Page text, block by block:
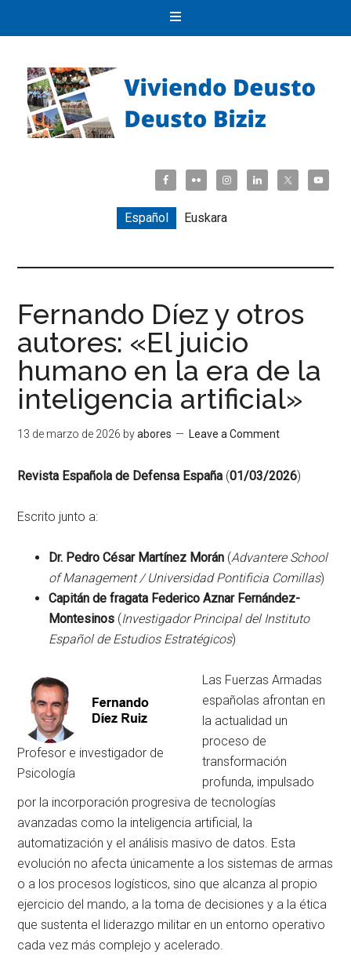
Español Euskara
Fernando Díez y otros
autores: «El juicio
humano en la era de la
inteligencia artificial»
13 de marzo de 2026 byabores Leave a Comment
Revista Española de Defensa España (01/03/2026)
Escrito junto a:
Dr. Pedro César Martínez Morán (Advantere School
of Management / Universidad Pontificia Comillas)
Capitán de fragata Federico Aznar Fernández-
Montesinos (Investigador Principal del Instituto
Español de Estudios Estratégicos)
Profesor e investigador de
Psicología
Las Fuerzas Armadas
españolas afrontan en
la actualidad un
proceso de
transformación
profunda, impulsado
por la incorporación progresiva de tecnologías
avanzadas como la inteligencia artificial, la
automatización y el análisis masivo de datos. Esta
evolución no afecta únicamente a los sistemas de armas
o a los procesos logísticos, sino que alcanza al propio
ejercicio del mando, a la toma de decisiones y a la ética
que sustenta el liderazgo militar en un entorno operativo
cada vez más complejo y acelerado.